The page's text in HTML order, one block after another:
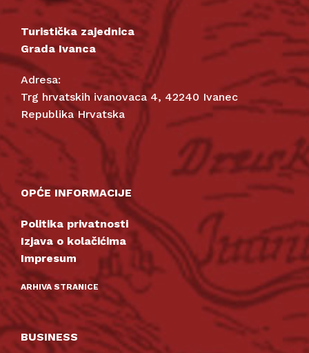
Turistička zajednica
Grada Ivanca
Adresa:
Trg hrvatskih ivanovaca 4, 42240 Ivanec
Republika Hrvatska
OPĆE INFORMACIJE
Politika privatnosti
Izjava o kolačićima
Impresum
ARHIVA STRANICE
BUSINESS